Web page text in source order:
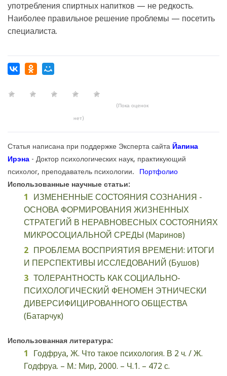
употребления спиртных напитков — не редкость.
Наиболее правильное решение проблемы — посетить
специалиста.
(Пока оценок
нет)
Статья написана при поддержке Эксперта сайта Йапина
Ирэна - Доктор психологических наук, практикующий
психолог, преподаватель психологии.
Портфолио
Использованные научные статьи:
ИЗМЕНЕННЫЕ СОСТОЯНИЯ СОЗНАНИЯ -
ОСНОВА ФОРМИРОВАНИЯ ЖИЗНЕННЫХ
СТРАТЕГИЙ В НЕРАВНОВЕСНЫХ СОСТОЯНИЯХ
МИКРОСОЦИАЛЬНОЙ СРЕДЫ (Маринов)
ПРОБЛЕМА ВОСПРИЯТИЯ ВРЕМЕНИ: ИТОГИ
И ПЕРСПЕКТИВЫ ИССЛЕДОВАНИЙ (Бушов)
ТОЛЕРАНТНОСТЬ КАК СОЦИАЛЬНО-
ПСИХОЛОГИЧЕСКИЙ ФЕНОМЕН ЭТНИЧЕСКИ
ДИВЕРСИФИЦИРОВАННОГО ОБЩЕСТВА
(Батарчук)
Использованная литература:
Годфруа, Ж. Что такое психология. В 2 ч. / Ж.
Годфруа. – М.: Мир, 2000. – Ч.1. – 472 с.